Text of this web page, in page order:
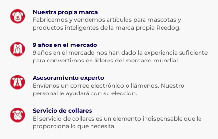
Nuestra propia marca
Fabricamos y vendemos artículos para mascotas y
productos inteligentes de la marca propia Reedog.
9 años en el mercado
9 años en el mercado nos han dado la experiencia suficiente
para convertirnos en líderes del mercado mundial.
Asesoramiento experto
Envíenos un correo electrónico o llámenos. Nuestro
personal le ayudará con su eleccion.
Servicio de collares
El servicio de collares es un elemento indispensable que le
proporciona lo que necesita.